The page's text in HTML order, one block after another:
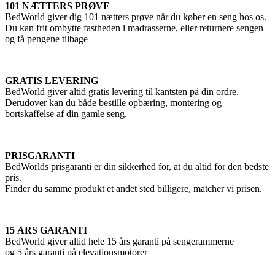
101 NÆTTERS PRØVE
BedWorld giver dig 101 nætters prøve når du køber en seng hos os.
Du kan frit ombytte fastheden i madrasserne, eller returnere sengen
og få pengene tilbage
GRATIS LEVERING
BedWorld giver altid gratis levering til kantsten på din ordre.
Derudover kan du både bestille opbæring, montering og
bortskaffelse af din gamle seng.
PRISGARANTI
BedWorlds prisgaranti er din sikkerhed for, at du altid for den bedste
pris.
Finder du samme produkt et andet sted billigere, matcher vi prisen.
15 ÅRS GARANTI
BedWorld giver altid hele 15 års garanti på sengerammerne
og 5 års garanti på elevationsmotorer